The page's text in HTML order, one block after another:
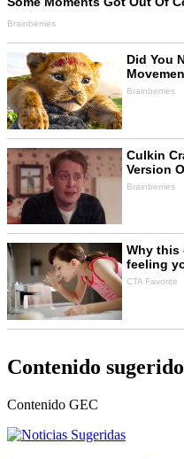
Contenido sugerido
Contenido GEC